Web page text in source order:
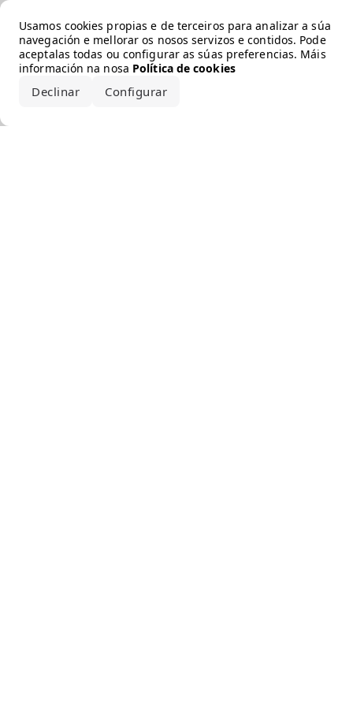
Usamos cookies propias e de terceiros para analizar a súa
navegación e mellorar os nosos servizos e contidos. Pode
aceptalas todas ou configurar as súas preferencias. Máis
información na nosa Política de cookies
Declinar Configurar
Error loading the brand